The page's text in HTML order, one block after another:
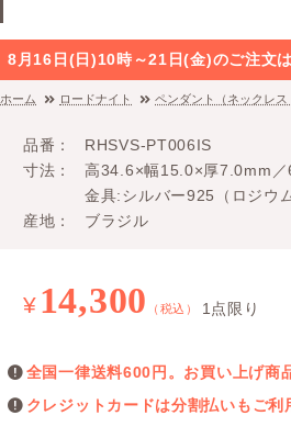
8月16日(日)10時～21日(金)のご注文
ホーム ロードナイト ペンダント（ネックレス
品番
RHSVS-PT006IS
寸法
高34.6×幅15.0×厚7.0mm
金具:シルバー925（ロジウ
産地
ブラジル
¥ 14,300 （税込） 1点限り
全国一律送料600円。お買い上げ商
クレジットカードは分割払いもご